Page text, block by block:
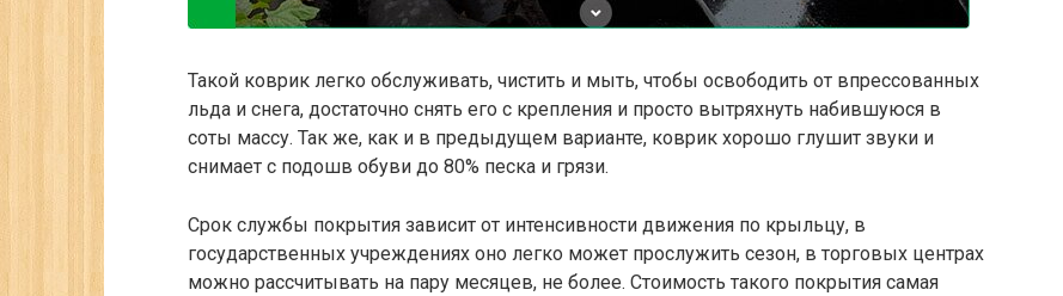
Такой коврик легко обслуживать, чистить и мыть, чтобы освободить от впрессованных
льда и снега, достаточно снять его с крепления и просто вытряхнуть набившуюся в
соты массу. Так же, как и в предыдущем варианте, коврик хорошо глушит звуки и
снимает с подошв обуви до 80% песка и грязи.
Срок службы покрытия зависит от интенсивности движения по крыльцу, в
государственных учреждениях оно легко может прослужить сезон, в торговых центрах
можно рассчитывать на пару месяцев, не более. Стоимость такого покрытия самая